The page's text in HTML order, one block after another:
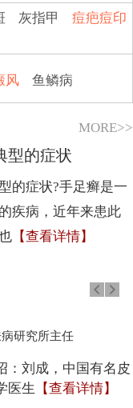
灰指甲
痘疤痘印
风 鱼鳞病
MORE>>
型的症状
的症状?手足癣是一
疾病，近年来患此
【查看详情】
研究所主任
：刘成，中国有名皮
医生
【查看详情】